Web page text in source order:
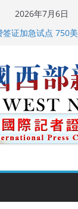
2026年7月6日
签证加急试点 750
维持“出生公民权” :
使谢锋邀请美国老
会会长周天明：让